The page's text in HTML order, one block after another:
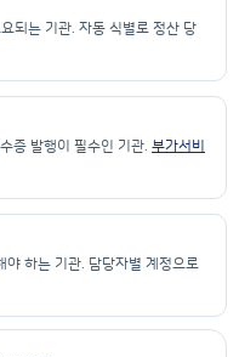
되는 기관. 자동 식별로 정산 당
증 발행이 필수인 기관. 부가서비
야 하는 기관. 담당자별 계정으로